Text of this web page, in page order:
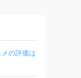
の評価は